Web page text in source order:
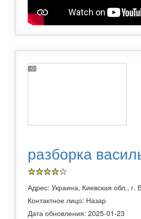
разборка
Адрес: Украина, Киевская обл., г.
Контактное лицо: Назар
Дата обновления: 2025-01-23